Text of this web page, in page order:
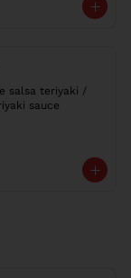
salsa teriyaki /
sauce